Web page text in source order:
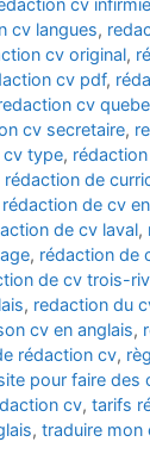
cv
cv langues,
cv original,
cv pdf,
cv
cv secretaire,
cv type,
rédaction de
rédaction de cv
de cv laval,
, rédaction de
de cv trois-
, redaction du
cv en anglais,
rédaction cv,
pour faire des
cv, tarifs
, traduire mon